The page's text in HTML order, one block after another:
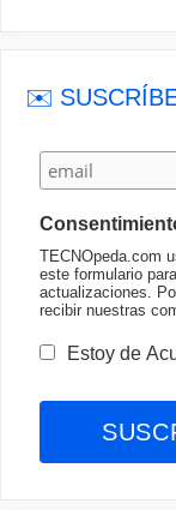
✉️
TECNOpeda.com
este formulario
actualizaciones.
recibir nuestras
Estoy de